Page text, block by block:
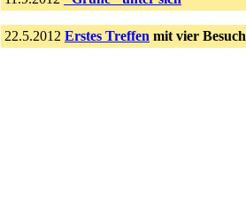
22.5.2012 Erstes Treffen mit vier